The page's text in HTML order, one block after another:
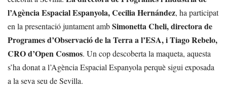
l’Agència Espacial Espanyola, Cecilia Hernández, ha participat
en la presentació juntament ambSimonetta Cheli, directora de
Programes d’Observació de la Terra a l’ESA, i Tiago Rebelo,
CRO d’Open Cosmos. Un cop descoberta la maqueta, aquesta
s’ha donat a l’Agència Espacial Espanyola perquè sigui exposada
a la seva seu de Sevilla.